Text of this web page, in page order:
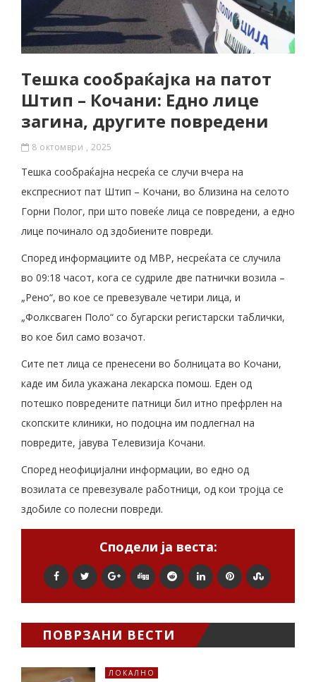
Тешка сообраќајка на патот
Штип – Кочани: Едно лице
загина, другите повредени
8 октомври , 2025
Тешка сообраќајна несреќа се случи вчера на
експресниот пат Штип – Кочани, во близина на селото
Горни Полог, при што повеќе лица се повредени, а едно
лице починало од здобиените повреди.
Според информациите од МВР, несреќата се случила
во 09:18 часот, кога се судриле две патнички возила –
„Рено“, во кое се превезувале четири лица, и
„Фолксваген Поло“ со бугарски регистарски таблички,
во кое бил само возачот.
Сите пет лица се пренесени во болницата во Кочани,
каде им била укажана лекарска помош. Еден од
потешко повредените патници бил итно префрлен на
скопските клиники, но подоцна им подлегнал на
повредите, јавува Телевизија Кочани.
Според неофицијални информации, во едно од
возилата се превезувале работници, од кои тројца се
здобиле со полесни повреди.
Сподели ја веста:
ПОВРЗАНИ ВЕСТИ
ЛОКАЛНО